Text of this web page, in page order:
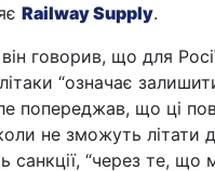
Railway Supply.
говорив, що для
літаки “означає
попереджав, що ці
не зможуть літати
санкції, “через те, що